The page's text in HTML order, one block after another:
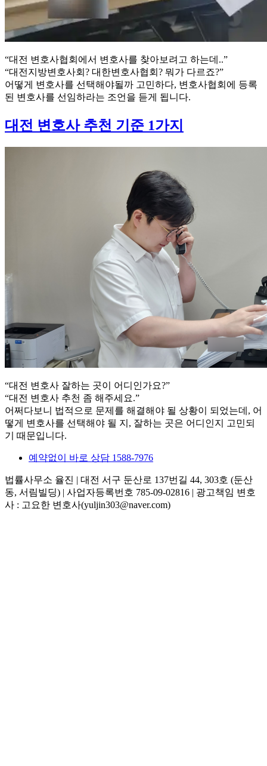
“대전 변호사협회에서 변호사를 찾아보려고 하는데..”
“대전지방변호사회? 대한변호사협회? 뭐가 다르죠?”
어떻게 변호사를 선택해야될까 고민하다, 변호사협회에 등록
된 변호사를 선임하라는 조언을 듣게 됩니다.
대전 변호사 추천 기준 1가지
“대전 변호사 잘하는 곳이 어디인가요?”
“대전 변호사 추천 좀 해주세요.”
어쩌다보니 법적으로 문제를 해결해야 될 상황이 되었는데, 어
떻게 변호사를 선택해야 될 지, 잘하는 곳은 어디인지 고민되
기 때문입니다.
예약없이 바로 상담 1588-7976
법률사무소 율진 | 대전 서구 둔산로 137번길 44, 303호 (둔산
동, 서림빌딩) | 사업자등록번호 785-09-02816 | 광고책임 변호
사 : 고요한 변호사(yuljin303@naver.com)